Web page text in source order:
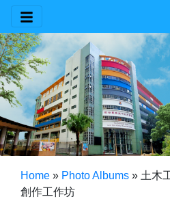
Home » Photo Albums » 土木
創作工作坊